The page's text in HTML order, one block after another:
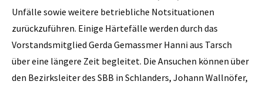
Unfälle sowie weitere betriebliche Notsituationen
zurückzuführen. Einige Härtefälle werden durch das
Vorstandsmitglied Gerda Gemassmer Hanni aus Tarsch
über eine längere Zeit begleitet. Die Ansuchen können über
den Bezirksleiter des SBB in Schlanders, Johann Wallnöfer,